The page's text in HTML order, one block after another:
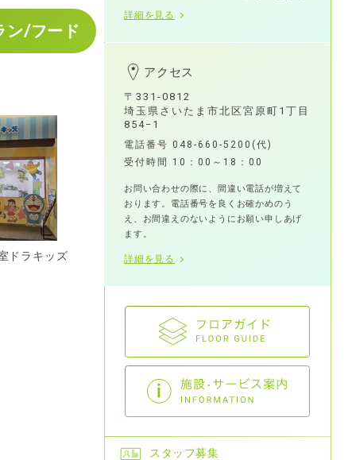
ン/フード
ドラキッズ
詳細を見る
アクセス
〒331-0812
埼玉県さいたま市北区宮原町1丁目
854−1
電話番号 048-660-5200 (代)
受付時間 10：00～18：00
お問い合わせの際に、間違い電話が増えて
おります。電話番号を良くお確かめのう
え、お間違えのないようにお願い申しあげ
ます。
詳細を見る
スタッフ募集